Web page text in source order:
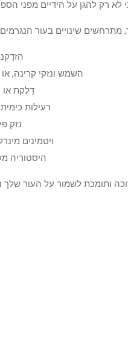
לא רק להגן על הידיים מפני
מתרחשים שינויים בעור
השמש ונזקי קרינה,
דַלֶקֶת או
רעילות
נזק
ויטמינים
היסטוריה
ותומכת לשמור על העור שלך נראה